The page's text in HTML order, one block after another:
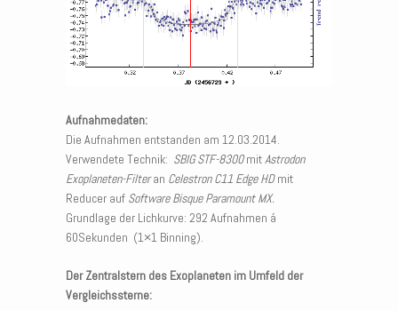
Aufnahmedaten:
Die Aufnahmen entstanden am 12.03.2014.
Verwendete Technik: SBIG STF-8300mit Astrodon
Exoplaneten-Filteran Celestron C11 Edge HDmit
Reducer auf Software Bisque Paramount MX.
Grundlage der Lichkurve: 292 Aufnahmen á
60Sekunden (1×1 Binning).
Der Zentralstern des Exoplaneten im Umfeld der
Vergleichssterne: